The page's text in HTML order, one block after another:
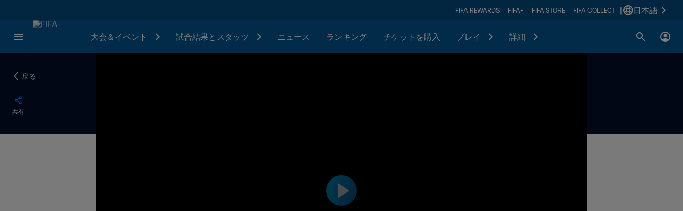
FIFA REWARDS FIFA+ FIFA STORE FIFA COLLECT 日本語
大会＆イベント 試合結果とスタッツ ニュース ランキング チケットを購入 プレイ 詳細
戻る
共有